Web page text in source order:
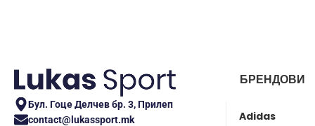
Бул. Гоце Делчев бр. 3, Прилеп
contact@lukassport.mk
БРЕНДОВИ
Adidas